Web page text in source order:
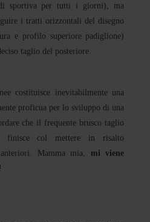
sportiva per tutti i giorni), ma
i tratti orizzontali del disegno
e profilo superiore padiglione)
taglio del posteriore.
costituisce inevitabilmente una
proficua per lo sviluppo di una
che il frequente brusco taglio
finisce col mettere in risalto
Mamma mia, mi viene